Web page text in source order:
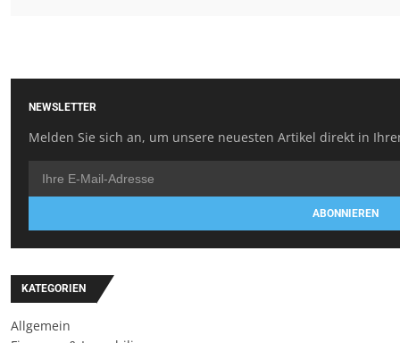
NEWSLETTER
Melden Sie sich an, um unsere neuesten Artikel direkt in
ABONNIEREN
KATEGORIEN
Allgemein